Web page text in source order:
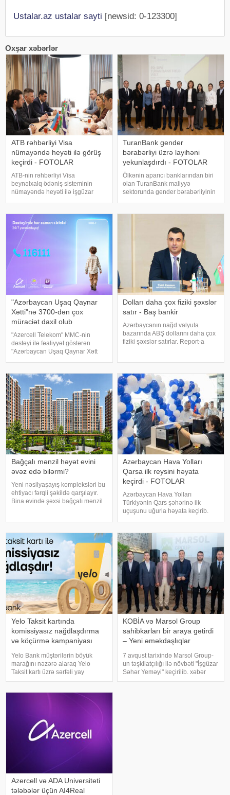
Ustalar.az ustalar sayti [newsid: 0-123300]
Oxşar xəbərlər
ATB rəhbərliyi Visa
nümayəndə heyəti ilə görüş
keçirdi - FOTOLAR
ATB-nin rəhbərliyi Visa
beynəlxalq ödəniş sisteminin
nümayəndə heyəti ilə işgüzar
arasında strateji əməkdaşlığın
daha da genişləndirilməsi,
innovativ ödəni
TuranBank gender
bərabərliyi üzrə layihəni
yekunlaşdırdı - FOTOLAR
Ölkənin aparıcı banklarından biri
olan TuranBank maliyyə
sektorunda gender bərabərliyinin
Enabling Qapita
"Azərbaycan Uşaq Qaynar
Xətti"nə 3700-dən çox
müraciət daxil olub
"Azercell Telekom" MMC-nin
dəstəyi ilə fəaliyyət göstərən
"Azərbaycan Uşaq Qaynar Xətt
istiqamətində işini davam etdirir.
Cari ilin ilk altı ay
Dolları daha çox fiziki şəxslər
satır - Baş bankir
Azərbaycanın nağd valyuta
bazarında ABŞ dollarını daha çox
fiziki şəxslər satırlar. Report-a
gün keçirdiyi mətbuat
konfransında bildirib
Bağçalı mənzil həyət evini
əvəz edə bilərmi?
Yeni nəsilyaşayış kompleksləri bu
ehtiyacı fərqli şəkildə qarşılayır.
Bina evində şəxsi bağçalı mənzil
çoxlarının arzusudur. Məhz buna
gör
Azərbaycan Hava Yolları
Qarsa ilk reysini həyata
keçirdi - FOTOLAR
Azərbaycan Hava Yolları
Türkiyənin Qars şəhərinə ilk
uçuşunu uğurla həyata keçirib.
sərnişinləri Qars Harakani Hava
Limanında xüsusi mərasimlə
qarşılanıblar
Yelo Taksit kartında
komissiyasız nağdlaşdırma
və köçürmə kampaniyası
Yelo Bank müştərilərin böyük
marağını nəzərə alaraq Yelo
Taksit kartı üzrə sərfəli yay
kampaniyasının müddətini uzatdı
tarixinədək Yelo Taksit kartının
KOBİA və Marsol Group
sahibkarları bir araya gətirdi
– Yeni əməkdaşlıqlar
7 avqust tarixində Marsol Group-
un təşkilatçılığı ilə növbəti "İşgüzar
Səhər Yeməyi" keçirilib. xəbər
verir ki, tədbirdə Kiçik və Orta
Azercell və ADA Universiteti
tələbələr üçün AI4Real